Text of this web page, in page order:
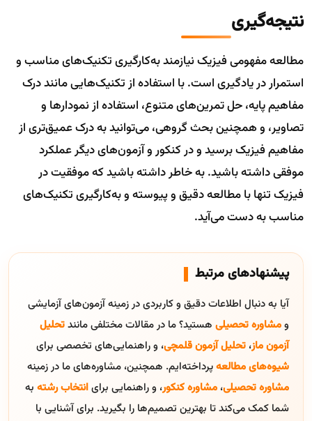
نتیجه‌گیری
مطالعه مفهومی فیزیک نیازمند به‌کارگیری تکنیک‌های مناسب و
استمرار در یادگیری است. با استفاده از تکنیک‌هایی مانند درک
مفاهیم پایه، حل تمرین‌های متنوع، استفاده از نمودارها و
تصاویر، و همچنین بحث گروهی، می‌توانید به درک عمیق‌تری از
مفاهیم فیزیک برسید و در کنکور و آزمون‌های دیگر عملکرد
موفقی داشته باشید. به خاطر داشته باشید که موفقیت در
فیزیک تنها با مطالعه دقیق و پیوسته و به‌کارگیری تکنیک‌های
مناسب به دست می‌آید.
پیشنهادهای مرتبط
آیا به دنبال اطلاعات دقیق و کاربردی در زمینه آزمون‌های آزمایشی
ومشاوره تحصیلی هستید؟ ما در مقالات مختلفی مانندتحلیل
آزمون ماز، تحلیل آزمون قلمچی، و راهنمایی‌های تخصصی برای
شیوه‌های مطالعهپرداخته‌ایم. همچنین، مشاوره‌های ما در زمینه
مشاوره تحصیلی، مشاوره کنکور، و راهنمایی برایانتخاب رشته به
شما کمک می‌کند تا بهترین تصمیم‌ها را بگیرید. برای آشنایی با